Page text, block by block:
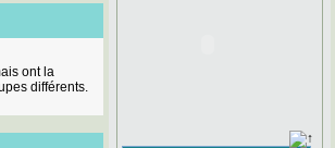
ont la
différents.